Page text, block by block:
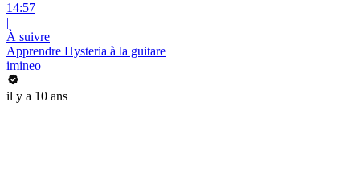
14:57
|
À suivre
Apprendre Hysteria à la guitare
imineo
il y a 10 ans